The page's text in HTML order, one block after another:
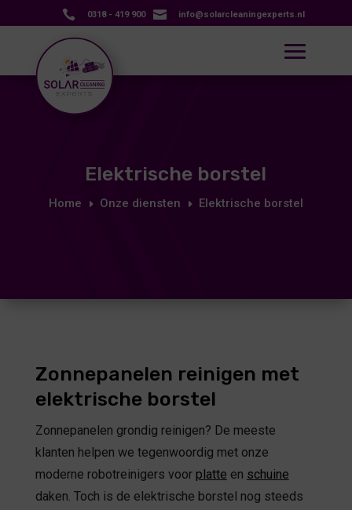
 0318 - 419 900  info@solarcleaningexperts.nl
Elektrische borstel
Home E Onze diensten E Elektrische borstel
Zonnepanelen reinigen met
elektrische borstel
Zonnepanelen grondig reinigen? De meeste
klanten helpen we tegenwoordig met onze
moderne robotreinigers voor platte en schuine
daken. Toch is de elektrische borstel nog steeds